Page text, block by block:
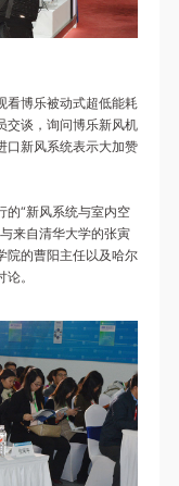
看博乐被动式超低能耗
交谈，询问博乐新风机
口新风系统表示大加赞
的“新风系统与室内空
来自清华大学的张寅
院的曹阳主任以及哈尔
。